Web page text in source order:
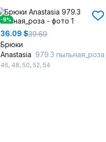
-9%
36.09 $39.69
Брюки
Anastasia 979.3 пыльная_роза
46, 48, 50, 52, 54